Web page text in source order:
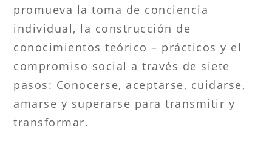
promueva la toma de conciencia
individual, la construcción de
conocimientos teórico – prácticos y el
compromiso social a través de siete
pasos: Conocerse, aceptarse, cuidarse,
amarse y superarse para transmitir y
transformar.